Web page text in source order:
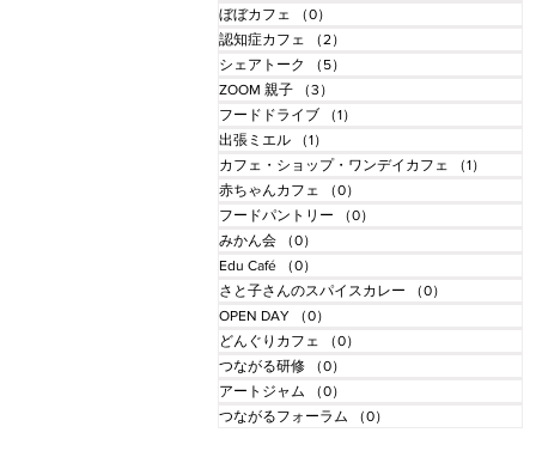
ぼぼカフェ
（0）
認知症カフェ
（2）
シェアトーク
（5）
ZOOM 親子
（3）
フードドライブ
（1）
出張ミエル
（1）
カフェ・ショップ・ワンデイカフェ
（1）
赤ちゃんカフェ
（0）
フードパントリー
（0）
みかん会
（0）
Edu Café
（0）
さと子さんのスパイスカレー
（0）
OPEN DAY
（0）
どんぐりカフェ
（0）
つながる研修
（0）
アートジャム
（0）
つながるフォーラム
（0）